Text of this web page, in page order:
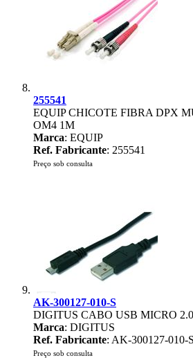
255541
EQUIP CHICOTE FIBRA DPX
OM4 1M
Marca: EQUIP
Ref. Fabricante: 255541
Preço sob consulta
AK-300127-010-S
DIGITUS CABO USB MICRO
Marca: DIGITUS
Ref. Fabricante: AK-300127-010-S
Preço sob consulta